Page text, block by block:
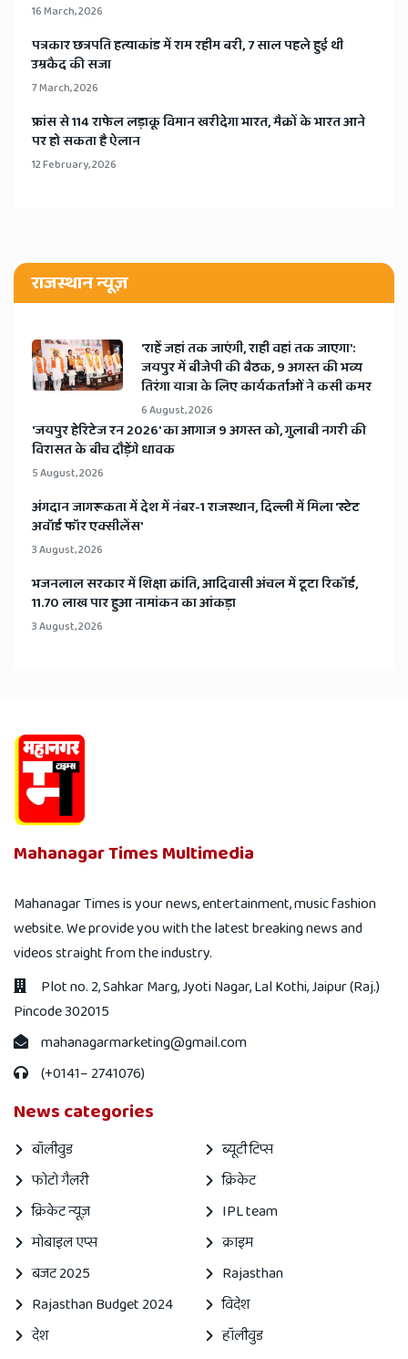
16 March, 2026
​पत्रकार छत्रपति हत्याकांड में राम रहीम बरी, 7 साल पहले हुई थी
उम्रकैद की सजा
7 March, 2026
​फ्रांस से 114 राफेल लड़ाकू विमान खरीदेगा भारत, मैक्रों के भारत आने
पर हो सकता है ऐलान
12 February, 2026
राजस्थान न्यूज़
'राहें जहां तक जाएंगी, राही वहां तक जाएगा':
जयपुर में बीजेपी की बैठक, 9 अगस्त की भव्य
तिरंगा यात्रा के लिए कार्यकर्ताओं ने कसी कमर
6 August, 2026
​'जयपुर हेरिटेज रन 2026' का आगाज 9 अगस्त को, गुलाबी नगरी की
विरासत के बीच दौड़ेंगे धावक
5 August, 2026
अंगदान जागरूकता में देश में नंबर-1 राजस्थान, दिल्ली में मिला 'स्टेट
अवॉर्ड फॉर एक्सीलेंस'
3 August, 2026
भजनलाल सरकार में शिक्षा क्रांति, आदिवासी अंचल में टूटा रिकॉर्ड,
11.70 लाख पार हुआ नामांकन का आंकड़ा
3 August, 2026
Mahanagar Times Multimedia
Mahanagar Times is your news, entertainment, music fashion
website. We provide you with the latest breaking news and
videos straight from the industry.
Plot no. 2, Sahkar Marg, Jyoti Nagar, Lal Kothi, Jaipur (Raj.)
Pincode 302015
mahanagarmarketing@gmail.com
(+0141– 2741076)
News categories
बॉलीवुड
ब्यूटी टिप्स
फोटो गैलरी
क्रिकेट
क्रिकेट न्यूज़
IPL team
मोबाइल एप्स
क्राइम
बजट 2025
Rajasthan
Rajasthan Budget 2024
विदेश
देश
हॉलीवुड